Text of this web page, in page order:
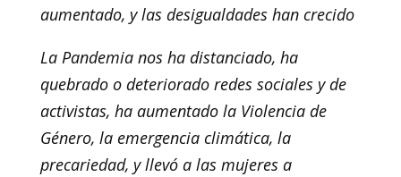
aumentado, y las desigualdades han crecido
La Pandemia nos ha distanciado, ha
quebrado o deteriorado redes sociales y de
activistas, ha aumentado la Violencia de
Género, la emergencia climática, la
precariedad, y llevó a las mujeres a